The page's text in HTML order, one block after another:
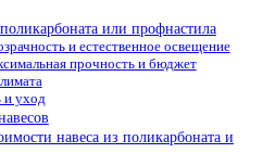
или профнастила
и естественное освещение
прочность и бюджет
и уход
навеса из поликарбоната и